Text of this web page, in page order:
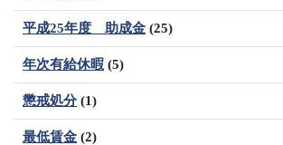
平成25年度 助成金 (25)
年次有給休暇 (5)
懲戒処分(1)
最低賃金 (2)